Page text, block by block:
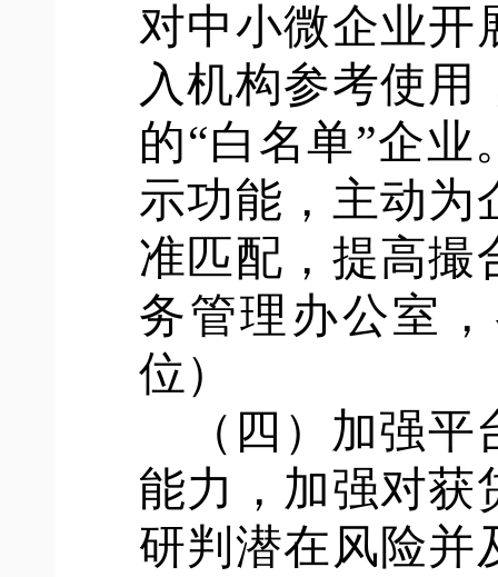
对中小微企业开
入机构参考使
的“白名单”企
示功能，主动为
准匹配，提高撮
务管理办公室
位）
（四）加强
能力，加强对获
研判潜在风险并